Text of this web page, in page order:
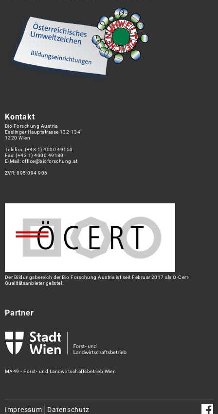
Kontakt
Bio Forschung Austria
Esslinger Hauptstrasse 132-134
1220 Wien
Telefon:(+43 1) 4000 49150
Fax: (+43 1) 4000 49180
E-Mail: office@bioforschung.at
ZVR: 895 094 906
Der Bildungsbereich der Bio Forschung Austria ist seit Februar 2017 als Ö-Cert-
Qualitätsanbieter gelistet.
Partner
MA49 - Forst- und Landwirtschaftsbetrieb Wien
Impressum Datenschutz